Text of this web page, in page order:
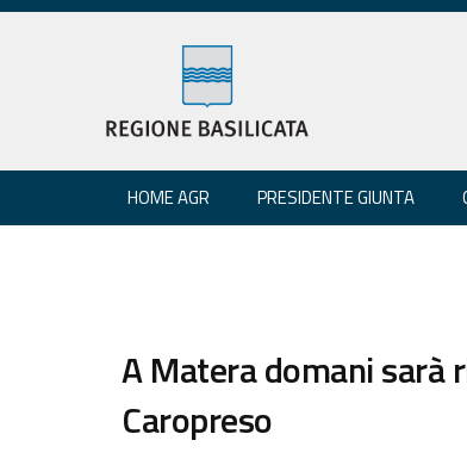
HOME AGR PRESIDENTE GIUNTA
A Matera domani sarà
Caropreso